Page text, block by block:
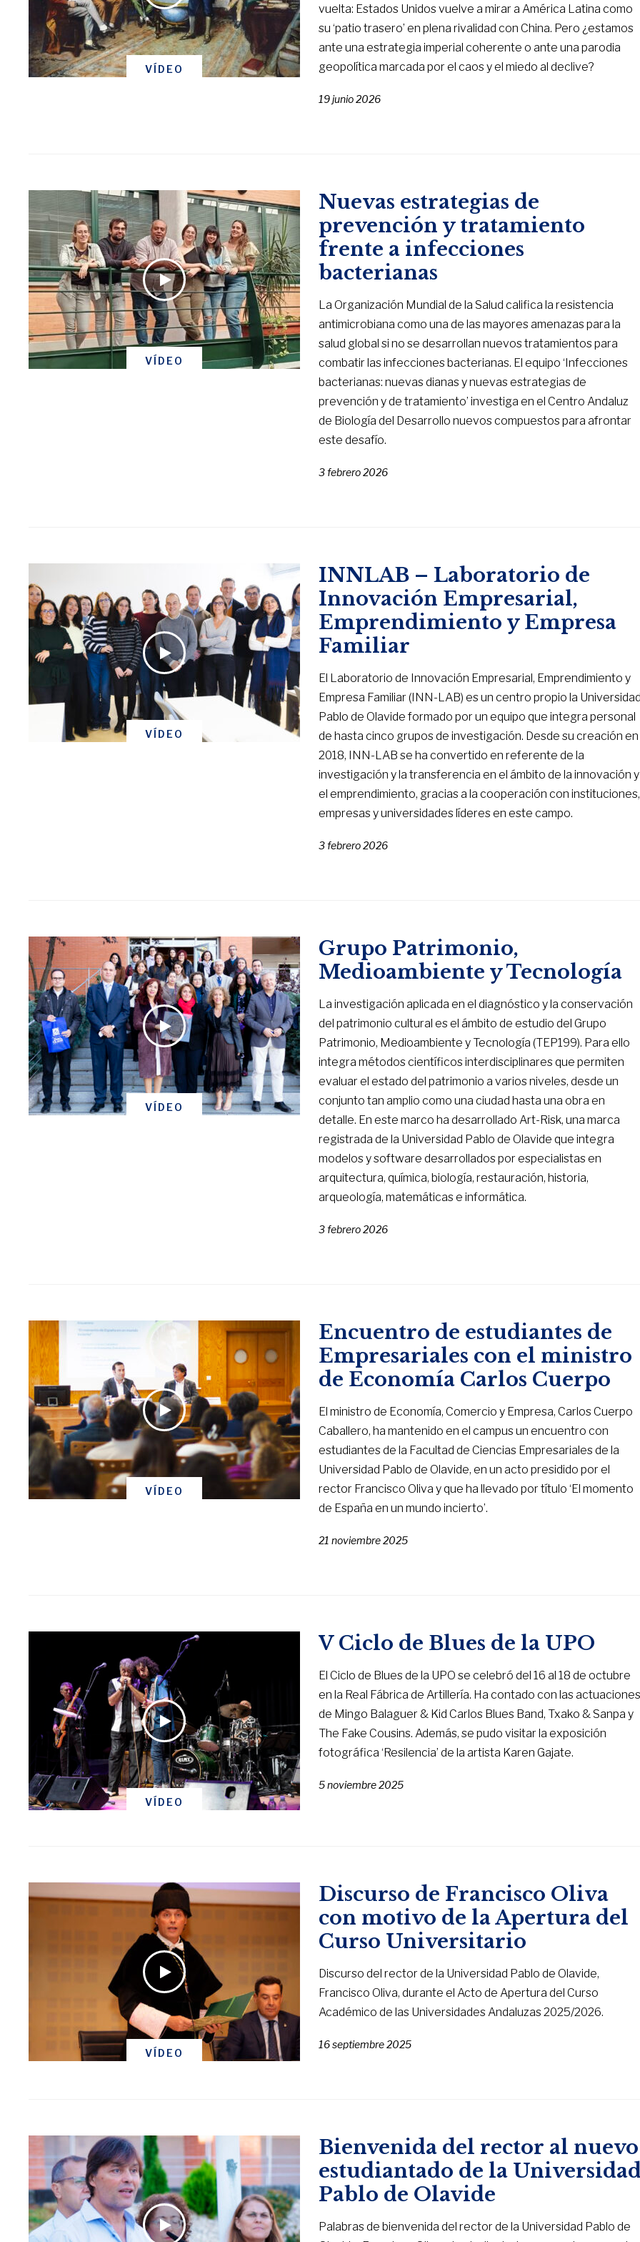
VÍDEO
vuelta: Estados Unidos vuelve a mirar a América Latina como
su ‘patio trasero’ en plena rivalidad con China. Pero ¿estamos
ante una estrategia imperial coherente o ante una parodia
geopolítica marcada por el caos y el miedo al declive?
19 junio 2026
VÍDEO
Nuevas estrategias de
prevención y tratamiento
frente a infecciones
bacterianas
La Organización Mundial de la Salud califica la resistencia
antimicrobiana como una de las mayores amenazas para la
salud global si no se desarrollan nuevos tratamientos para
combatir las infecciones bacterianas. El equipo ‘Infecciones
bacterianas: nuevas dianas y nuevas estrategias de
prevención y de tratamiento’ investiga en el Centro Andaluz
de Biología del Desarrollo nuevos compuestos para afrontar
este desafío.
3 febrero 2026
VÍDEO
INNLAB – Laboratorio de
Innovación Empresarial,
Emprendimiento y Empresa
Familiar
El Laboratorio de Innovación Empresarial, Emprendimiento y
Empresa Familiar (INN-LAB) es un centro propio la
Pablo de Olavide formado por un equipo que integra personal
de hasta cinco grupos de investigación. Desde su creación en
2018, INN-LAB se ha convertido en referente de la
investigación y la transferencia en el ámbito de la innovación y
el emprendimiento, gracias a la cooperación con instituciones,
empresas y universidades líderes en este campo.
3 febrero 2026
VÍDEO
Grupo Patrimonio,
Medioambiente y Tecnología
La investigación aplicada en el diagnóstico y la conservación
del patrimonio cultural es el ámbito de estudio del Grupo
Patrimonio, Medioambiente y Tecnología (TEP199). Para ello
integra métodos científicos interdisciplinares que permiten
evaluar el estado del patrimonio a varios niveles, desde un
conjunto tan amplio como una ciudad hasta una obra en
detalle. En este marco ha desarrollado Art-Risk, una marca
registrada de la Universidad Pablo de Olavide que integra
modelos y software desarrollados por especialistas en
arquitectura, química, biología, restauración, historia,
arqueología, matemáticas e informática.
3 febrero 2026
VÍDEO
Encuentro de estudiantes de
Empresariales con el ministro
de Economía Carlos Cuerpo
El ministro de Economía, Comercio y Empresa, Carlos Cuerpo
Caballero, ha mantenido en el campus un encuentro con
estudiantes de la Facultad de Ciencias Empresariales de la
Universidad Pablo de Olavide, en un acto presidido por el
rector Francisco Oliva y que ha llevado por título ‘El momento
de España en un mundo incierto’.
21 noviembre 2025
VÍDEO
V Ciclo de Blues de la UPO
El Ciclo de Blues de la UPO se celebró del 16 al 18 de octubre
en la Real Fábrica de Artillería. Ha contado con las
de Mingo Balaguer & Kid Carlos Blues Band, Txako & Sanpa y
The Fake Cousins. Además, se pudo visitar la exposición
fotográfica ‘Resilencia’ de la artista Karen Gajate.
5 noviembre 2025
VÍDEO
Discurso de Francisco Oliva
con motivo de la Apertura del
Curso Universitario
Discurso del rector de la Universidad Pablo de Olavide,
Francisco Oliva, durante el Acto de Apertura del Curso
Académico de las Universidades Andaluzas 2025/2026.
16 septiembre 2025
Bienvenida del rector al nuevo
estudiantado de la
Pablo de Olavide
Palabras de bienvenida del rector de la Universidad Pablo de